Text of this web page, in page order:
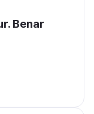
Benar